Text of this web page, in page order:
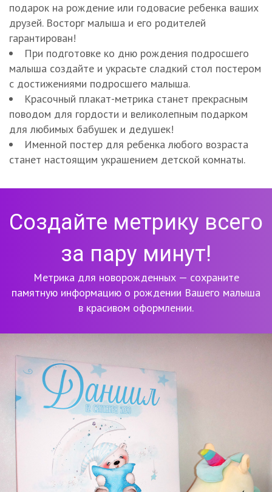
подарок на рождение или годовасие ребенка ваших
друзей. Восторг малыша и его родителей
гарантирован!
При подготовке ко дню рождения подросшего
малыша создайте и украсьте сладкий стол постером
с достижениями подросшего малыша.
Красочный плакат-метрика станет прекрасным
поводом для гордости и великолепным подарком
для любимых бабушек и дедушек!
Именной постер для ребенка любого возраста
станет настоящим украшением детской комнаты.
Создайте метрику всего
за пару минут!
Метрика для новорожденных — сохраните
памятную информацию о рождении Вашего малыша
в красивом оформлении.